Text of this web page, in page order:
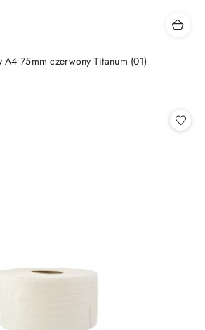
75mm czerwony Titanum (01)